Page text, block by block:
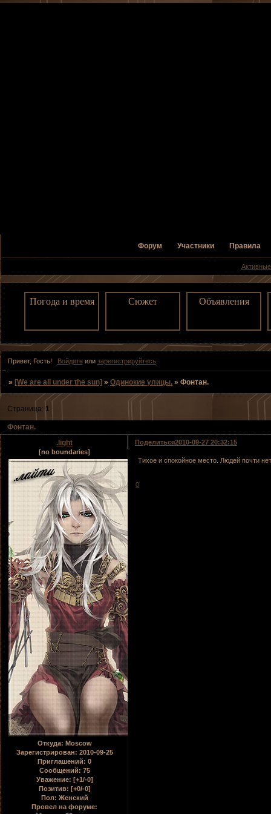
Форум Участники Правила
Погода и время Сюжет Объявления
Привет, Гость! Войдитеили зарегистрируйтесь
» [We are all under the sun] »Одинокие улицы. »Фонтан.
Фонтан.
Страница: 1
Поделиться2010-09-27 20:32:15
.light
[no boundaries]
Откуда: Moscow
Зарегистрирован: 2010-09-25
Приглашений: 0
Сообщений: 75
Уважение: [+1/-0]
Позитив: [+0/-0]
Пол: Женский
Провел на форуме:
Тихое и спокойное место. Людей почти
0